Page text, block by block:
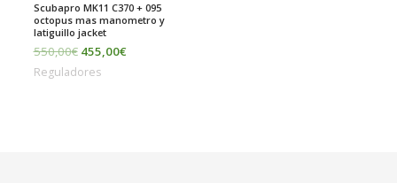
Scubapro MK11 C370 + 095
octopus mas manometro y
latiguillo jacket
550,00€ 455,00€
Reguladores